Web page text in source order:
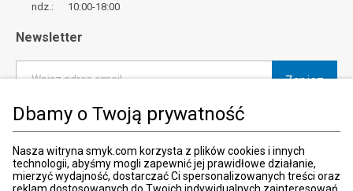
Dbamy o Twoją prywatność
Nasza witryna smyk.com korzysta z plików cookies i innych
technologii, abyśmy mogli zapewnić jej prawidłowe działanie,
mierzyć wydajność, dostarczać Ci spersonalizowanych treści oraz
ndz.: 10:00-18:00
Newsletter
Wpisz adres email Zapisz
Wyrażam zgodę na otrzymywanie od SMYK sp. z o.o. informacji o
przez SMYK sp. z o.o., za pośrednictwem środków komunikacji
elektronicznej (e-mail).
W każdej chwili możesz z łatwością cofnąć wyrażone zgody.
więcej